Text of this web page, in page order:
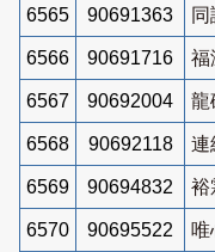
6565 90691363
6566 90691716 福
6567 90692004 龍
6568 90692118 連
6569 90694832 裕
6570 90695522 唯